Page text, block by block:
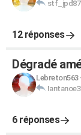
stf_jpd87
12 réponses
Dégradé
Lebreton563
6 réponses